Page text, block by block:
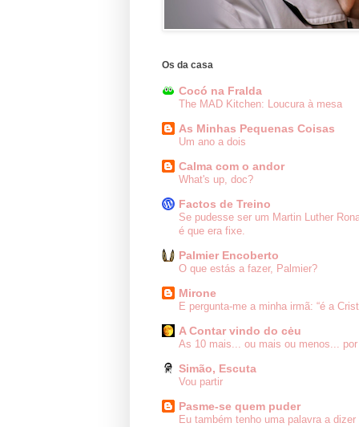
Os da casa
Cocó na Fralda
The MAD Kitchen: Loucura à mesa
As Minhas Pequenas Coisas
Um ano a dois
Calma com o andor
What's up, doc?
Factos de Treino
Se pudesse ser um Martin Luther
é que era fixe.
Palmier Encoberto
O que estás a fazer, Palmier?
Mirone
E pergunta-me a minha irmã: “é a
A Contar vindo do cėu
As 10 mais... ou mais ou menos...
Simão, Escuta
Vou partir
Pasme-se quem puder
Eu também tenho uma palavra a